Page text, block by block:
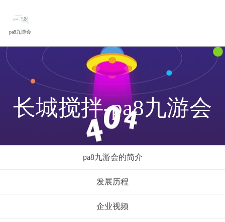
pa8九游会
长城搅拌-pa8九游会
pa8九游会的简介
发展历程
企业视频